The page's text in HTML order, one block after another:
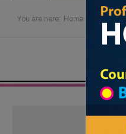
You are here: Home Board List